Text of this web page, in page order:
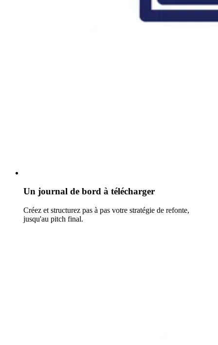
Un journal de bord à télécharger
Créez et structurez pas à pas votre stratégie de refonte,
jusqu'au pitch final.